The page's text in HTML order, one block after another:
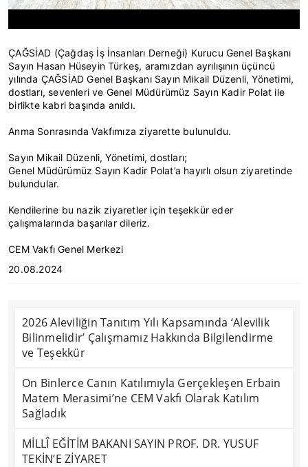
ÇAĞSİAD (Çağdaş İş İnsanları Derneği) Kurucu Genel Başkanı
Sayın Hasan Hüseyin Türkeş, aramızdan ayrılışının üçüncü
yılında ÇAĞSİAD Genel Başkanı Sayın Mikail Düzenli, Yönetimi,
dostları, sevenleri ve Genel Müdürümüz Sayın Kadir Polat ile
birlikte kabri başında anıldı.
Anma Sonrasında Vakfımıza ziyarette bulunuldu.
Sayın Mikail Düzenli, Yönetimi, dostları;
Genel Müdürümüz Sayın Kadir Polat’a hayırlı olsun ziyaretinde
bulundular.
Kendilerine bu nazik ziyaretler için teşekkür eder
çalışmalarında başarılar dileriz.
CEM Vakfı Genel Merkezi
20.08.2024
2026 Aleviliğin Tanıtım Yılı Kapsamında ‘Alevilik
Bilinmelidir’ Çalışmamız Hakkında Bilgilendirme
ve Teşekkür
On Binlerce Canın Katılımıyla Gerçekleşen Erbain
Matem Merasimi’ne CEM Vakfı Olarak Katılım
Sağladık
MİLLÎ EĞİTİM BAKANI SAYIN PROF. DR. YUSUF
TEKİN’E ZİYARET